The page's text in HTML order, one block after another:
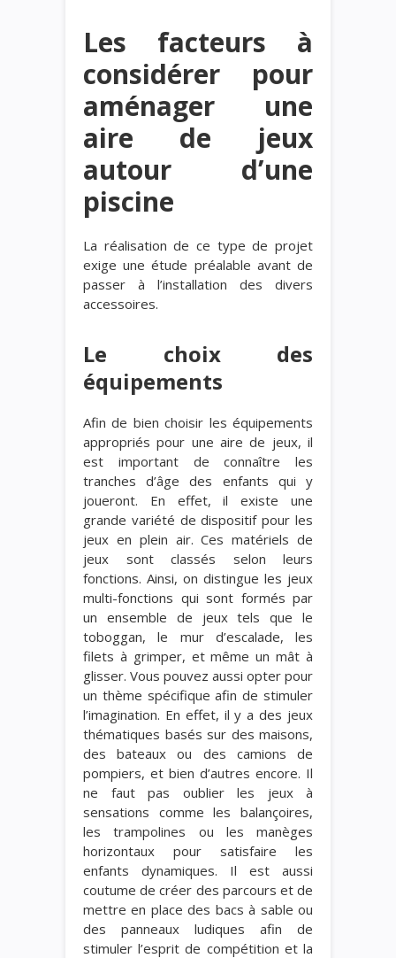
Les facteurs à
considérer pour
aménager une
aire de jeux
autour d’une
piscine
La réalisation de ce type de projet
exige une étude préalable avant de
passer à l’installation des divers
accessoires.
Le choix des
équipements
Afin de bien choisir les équipements
appropriés pour une aire de jeux, il
est important de connaître les
tranches d’âge des enfants qui y
joueront. En effet, il existe une
grande variété de dispositif pour les
jeux en plein air. Ces matériels de
jeux sont classés selon leurs
fonctions. Ainsi, on distingue les jeux
multi-fonctions qui sont formés par
un ensemble de jeux tels que le
toboggan, le mur d’escalade, les
filets à grimper, et même un mât à
glisser. Vous pouvez aussi opter pour
un thème spécifique afin de stimuler
l’imagination. En effet, il y a des jeux
thématiques basés sur des maisons,
des bateaux ou des camions de
pompiers, et bien d’autres encore. Il
ne faut pas oublier les jeux à
sensations comme les balançoires,
les trampolines ou les manèges
horizontaux pour satisfaire les
enfants dynamiques. Il est aussi
coutume de créer des parcours et de
mettre en place des bacs à sable ou
des panneaux ludiques afin de
stimuler l’esprit de compétition et la